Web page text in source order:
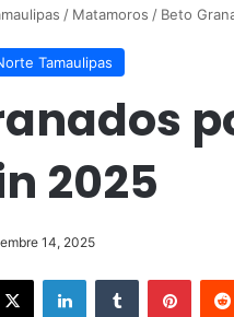
/ Matamoros / Beto
Tamaulipas
2025
14, 2025
X LinkedInTumblr